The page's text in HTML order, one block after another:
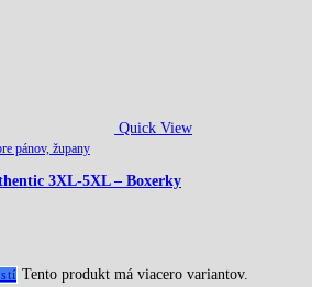
Quick View
pánov, župany
3XL-5XL – Boxerky
Tento produkt má viacero variantov.